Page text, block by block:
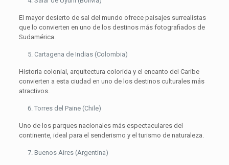
El mayor desierto de sal del mundo ofrece paisajes surrealistas
que lo convierten en uno de los destinos más fotografiados de
Sudamérica.
Cartagena de Indias (Colombia)
Historia colonial, arquitectura colorida y el encanto del Caribe
convierten a esta ciudad en uno de los destinos culturales más
atractivos.
Torres del Paine (Chile)
Uno de los parques nacionales más espectaculares del
continente, ideal para el senderismo y el turismo de naturaleza.
Buenos Aires (Argentina)